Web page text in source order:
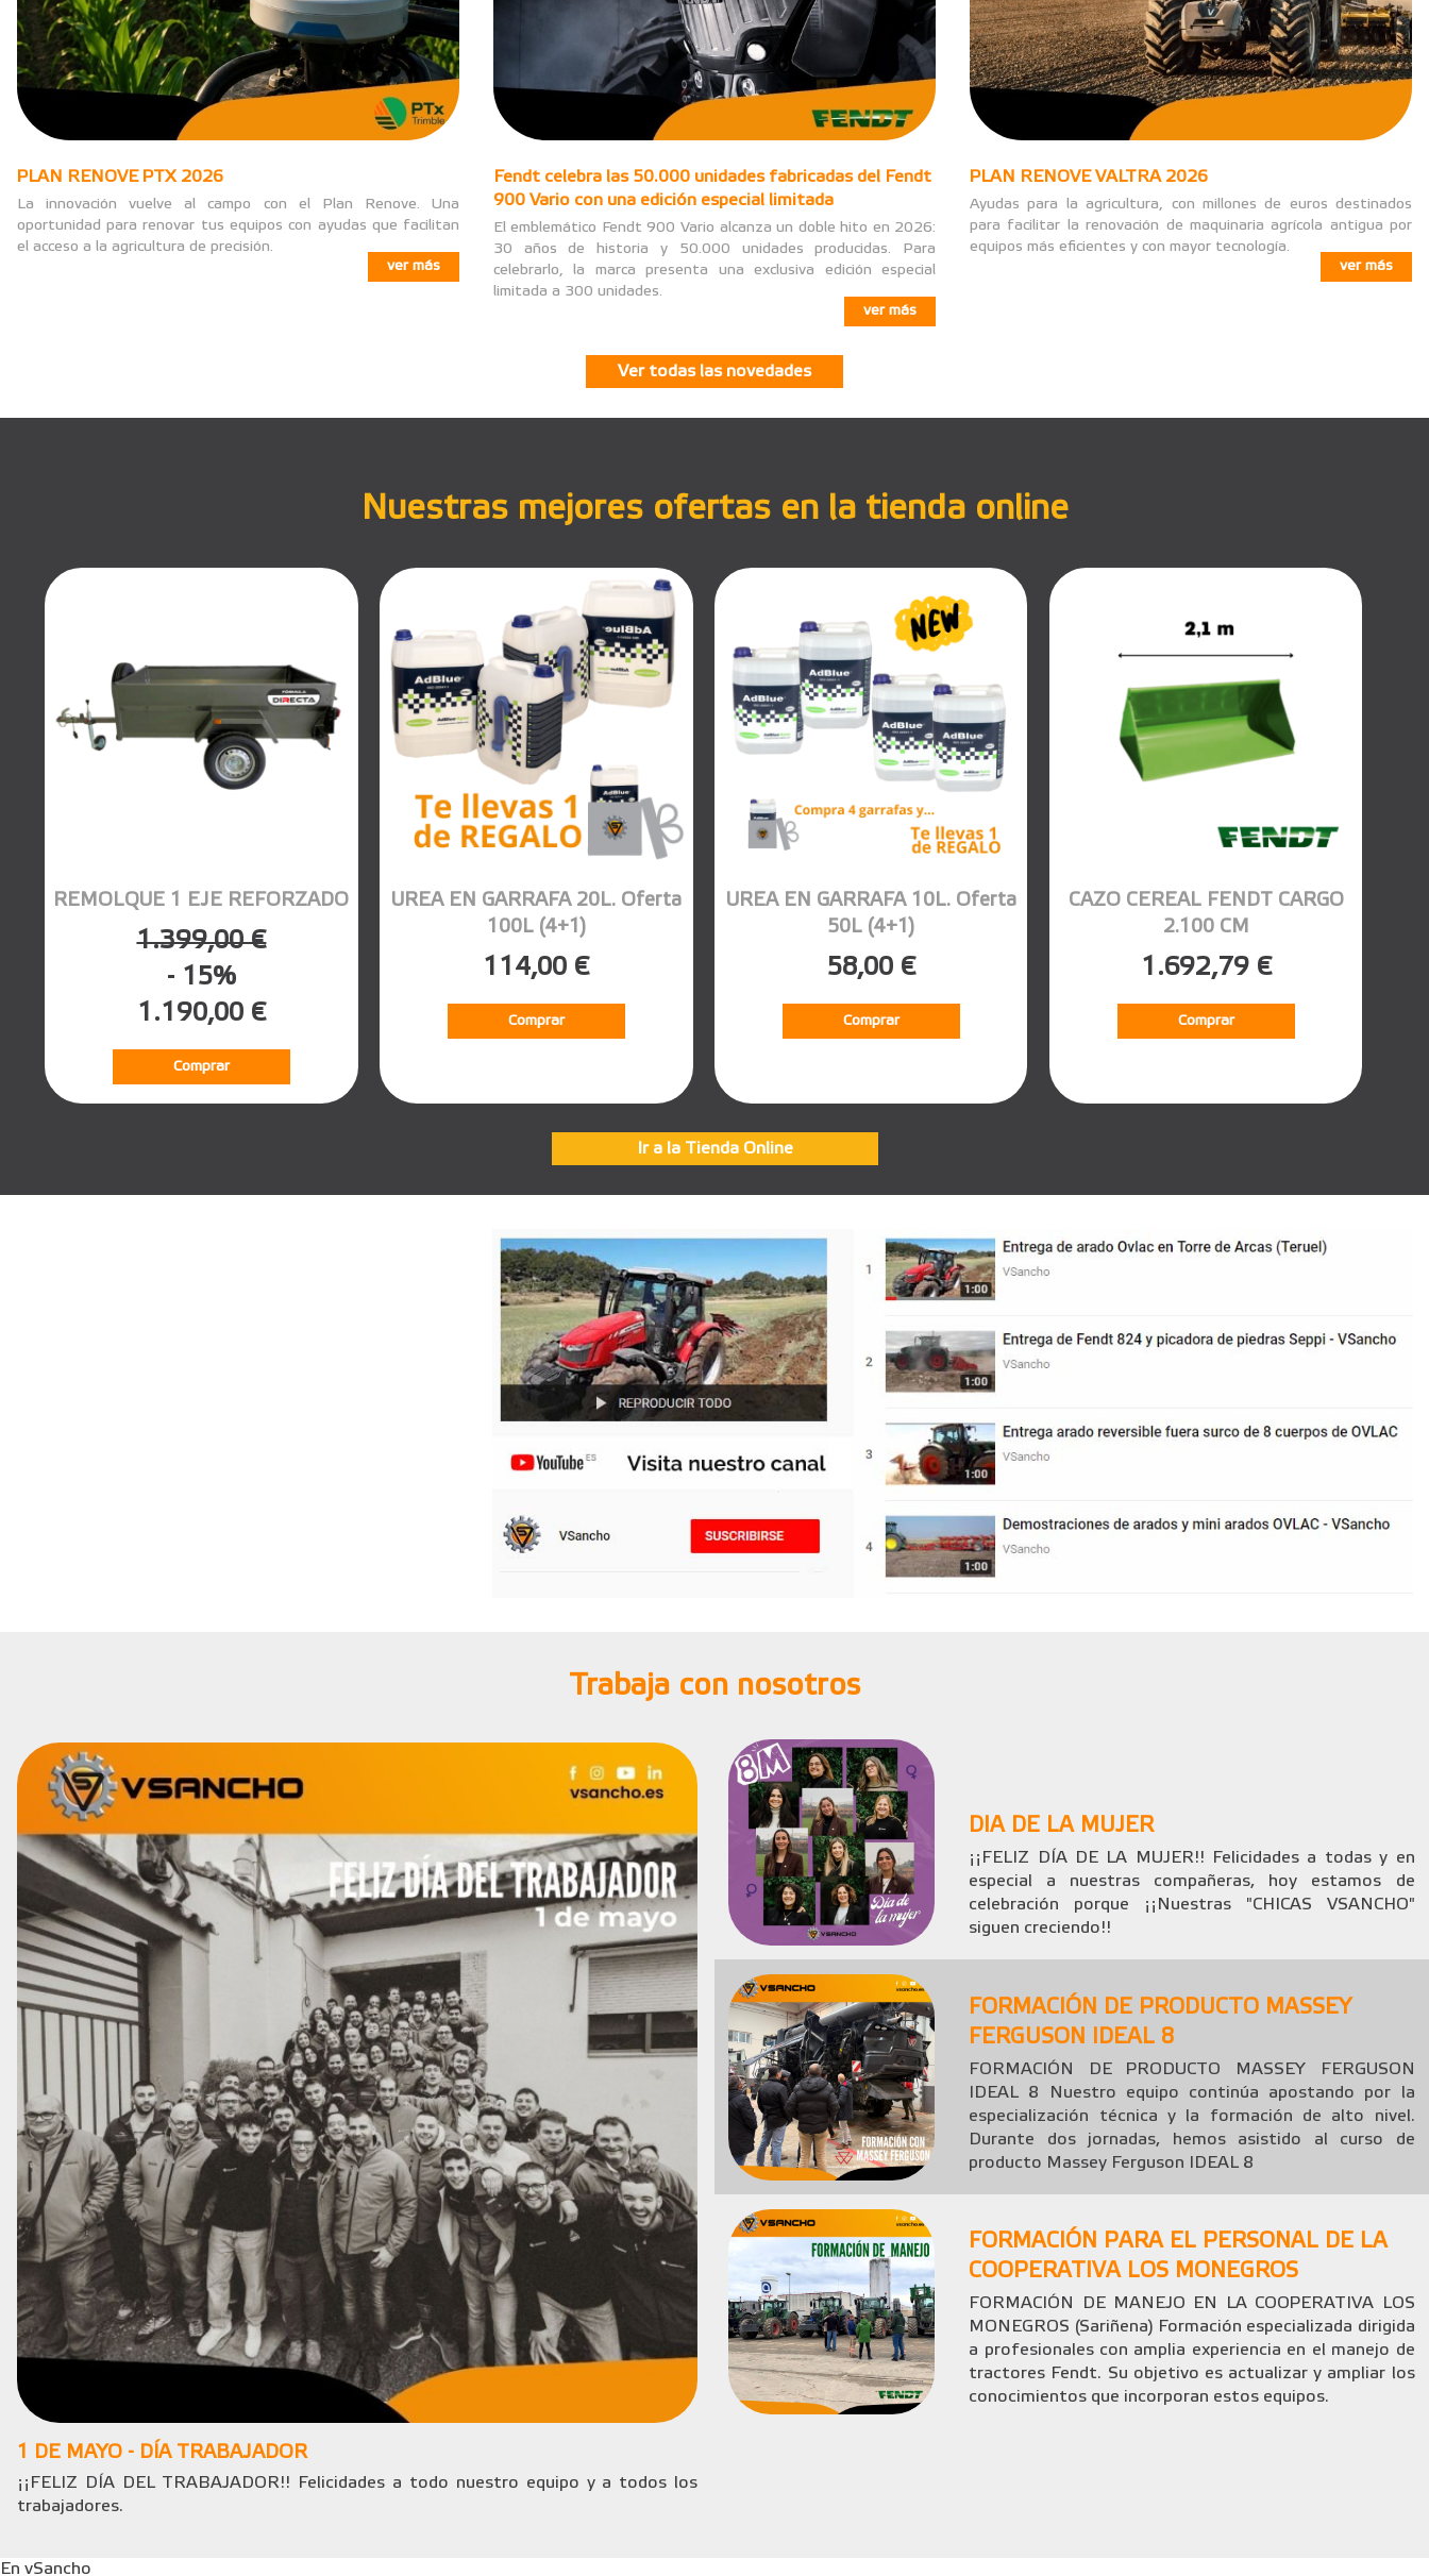
PLAN RENOVE PTX 2026
La innovación vuelve al campo con el Plan Renove. Una
oportunidad para renovar tus equipos con ayudas que facilitan
el acceso a la agricultura de precisión.
ver más
Fendt celebra las 50.000 unidades fabricadas del Fendt
900 Vario con una edición especial limitada
El emblemático Fendt 900 Vario alcanza un doble hito en 2026:
30 años de historia y 50.000 unidades producidas. Para
celebrarlo, la marca presenta una exclusiva edición especial
limitada a 300 unidades.
ver más
PLAN RENOVE VALTRA 2026
Ayudas para la agricultura, con millones de euros destinados
para facilitar la renovación de maquinaria agrícola antigua por
equipos más eficientes y con mayor tecnología.
ver más
Ver todas las novedades
Nuestras mejores ofertas en la tienda online
REMOLQUE 1 EJE REFORZADO
1.399,00 €
- 15%
1.190,00 €
Comprar
UREA EN GARRAFA 20L. Oferta
100L (4+1)
114,00 €
Comprar
UREA EN GARRAFA 10L. Oferta
50L (4+1)
58,00 €
Comprar
CAZO CEREAL FENDT CARGO
2.100 CM
1.692,79 €
Comprar
Ir a la Tienda Online
Trabaja con nosotros
1 DE MAYO - DÍA TRABAJADOR
¡¡FELIZ DÍA DEL TRABAJADOR!! Felicidades a todo nuestro equipo y a todos los
trabajadores.
DIA DE LA MUJER
¡¡FELIZ DÍA DE LA MUJER!! Felicidades a todas y en
especial a nuestras compañeras, hoy estamos de
celebración porque ¡¡Nuestras "CHICAS VSANCHO"
siguen creciendo!!
FORMACIÓN DE PRODUCTO MASSEY
FERGUSON IDEAL 8
FORMACIÓN DE PRODUCTO MASSEY FERGUSON
IDEAL 8 Nuestro equipo continúa apostando por la
especialización técnica y la formación de alto nivel.
Durante dos jornadas, hemos asistido al curso de
producto Massey Ferguson IDEAL 8
FORMACIÓN PARA EL PERSONAL DE LA
COOPERATIVA LOS MONEGROS
FORMACIÓN DE MANEJO EN LA COOPERATIVA LOS
MONEGROS (Sariñena) Formación especializada dirigida
a profesionales con amplia experiencia en el manejo de
tractores Fendt. Su objetivo es actualizar y ampliar los
conocimientos que incorporan estos equipos.
En vSancho